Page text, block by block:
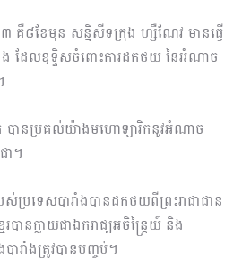
៣ គឺ៨ខែមុន សន្និសីទក្រុង ហ្សឺណែវ មានធ្វើ
ង ដែលឧទ្ទិសចំពោះការដកថយ នៃអំណាច
បានប្រគល់យ៉ាងមហោឡារិកនូវអំណាច
ា។
ប្រទេសបារាំងបានដកថយពីព្រះរាជាជាន
បានក្លាយជាឯករាជ្យអចិន្ត្រៃយ៍ និង
បារាំងត្រូវបានបញ្ចប់។